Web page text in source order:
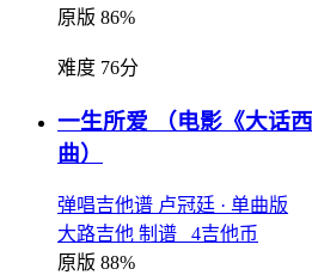
原版 86%
难度 76分
一生所爱
（电影《大话
曲）
弹唱吉他谱 卢冠廷 · 单曲版
大路吉他 制谱 4吉他币
原版 88%